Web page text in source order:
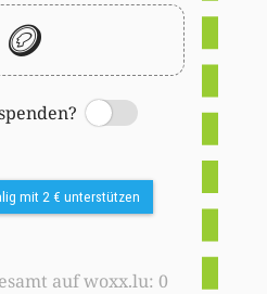
🪙
Switch
mit 2 € unterstützen
auf woxx.lu: 0